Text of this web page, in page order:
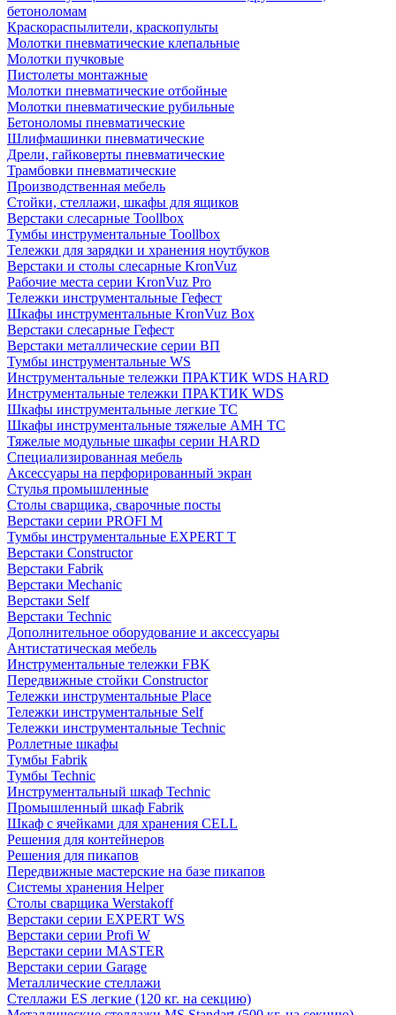
бетоноломам
Краскораспылители, краскопульты
Молотки пневматические клепальные
Молотки пучковые
Пистолеты монтажные
Молотки пневматические отбойные
Молотки пневматические рубильные
Бетоноломы пневматические
Шлифмашинки пневматические
Дрели, гайковерты пневматические
Трамбовки пневматические
Производственная мебель
Стойки, стеллажи, шкафы для ящиков
Верстаки слесарные Toollbox
Тумбы инструментальные Toollbox
Тележки для зарядки и хранения ноутбуков
Верстаки и столы слесарные KronVuz
Рабочие места серии KronVuz Pro
Тележки инструментальные Гефест
Шкафы инструментальные KronVuz Box
Верстаки слесарные Гефест
Верстаки металлические серии ВП
Тумбы инструментальные WS
Инструментальные тележки ПРАКТИК WDS HARD
Инструментальные тележки ПРАКТИК WDS
Шкафы инструментальные легкие ТС
Шкафы инструментальные тяжелые AMH TC
Тяжелые модульные шкафы серии HARD
Cпециализированная мебель
Аксессуары на перфорированный экран
Стулья промышленные
Столы сварщика, сварочные посты
Верстаки серии PROFI M
Тумбы инструментальные EXPERT T
Верстаки Constructor
Верстаки Fabrik
Верстаки Mechanic
Верстаки Self
Верстаки Technic
Дополнительное оборудование и аксессуары
Антистатическая мебель
Инструментальные тележки FBK
Передвижные стойки Constructor
Тележки инструментальные Place
Тележки инструментальные Self
Тележки инструментальные Technic
Роллетные шкафы
Тумбы Fabrik
Тумбы Technic
Инструментальный шкаф Technic
Промышленный шкаф Fabrik
Шкаф с ячейками для хранения CELL
Решения для контейнеров
Решения для пикапов
Передвижные мастерские на базе пикапов
Системы хранения Helper
Столы сварщика Werstakoff
Верстаки серии EXPERT WS
Верстаки серии Profi W
Верстаки серии MASTER
Верстаки серии Garage
Металлические стеллажи
Стеллажи ES легкие (120 кг. на секцию)